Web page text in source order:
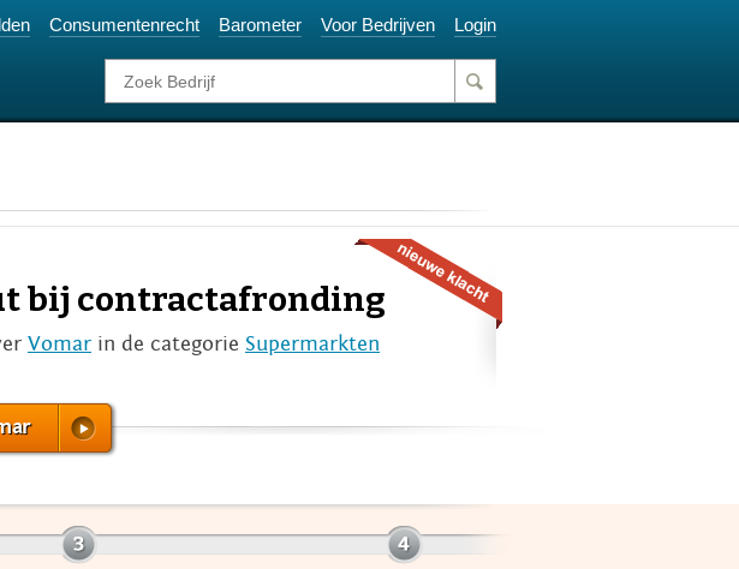
Consumentenrecht Barometer Voor Bedrijven Login
bij contractafronding
Vomar in de categorie Supermarkten